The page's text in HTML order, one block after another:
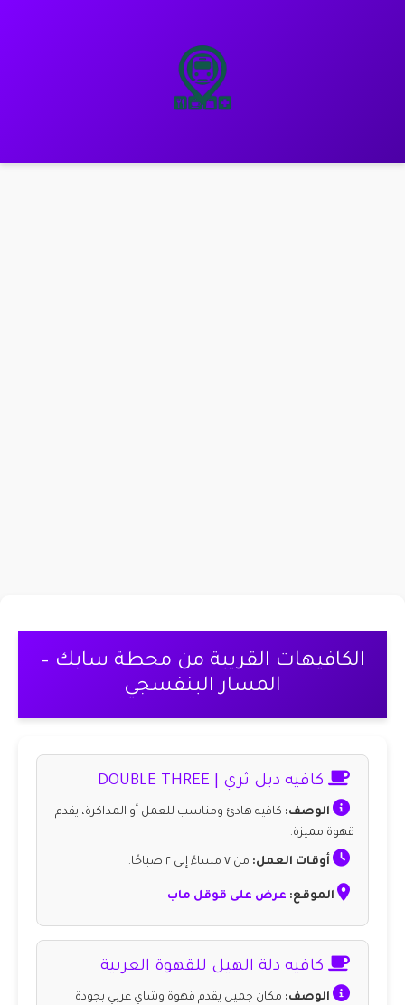
الكافيهات القريبة من محطة سابك –
المسار البنفسجي
كافيه دبل ثري | DOUBLE THREE
الوصف: كافيه هادئ ومناسب للعمل أو المذاكرة، يقدم
قهوة مميزة.
أوقات العمل: من ٧ مساءً إلى ٢ صباحًا.
الموقع: عرض على قوقل ماب
كافيه دلة الهيل للقهوة العربية
الوصف: مكان جميل يقدم قهوة وشاي عربي بجودة